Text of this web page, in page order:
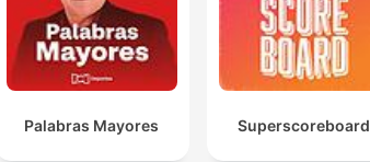
Palabras Mayores Superscoreboard